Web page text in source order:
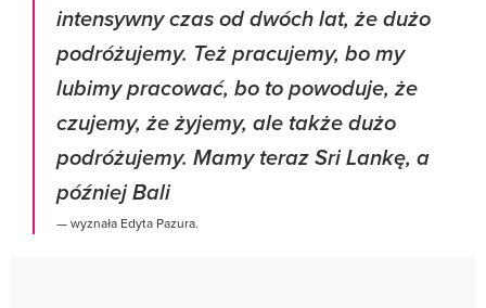
intensywny czas od dwóch lat, że dużo
podróżujemy. Też pracujemy, bo my
lubimy pracować, bo to powoduje, że
czujemy, że żyjemy, ale także dużo
podróżujemy. Mamy teraz Sri Lankę, a
później Bali
— wyznała Edyta Pazura.